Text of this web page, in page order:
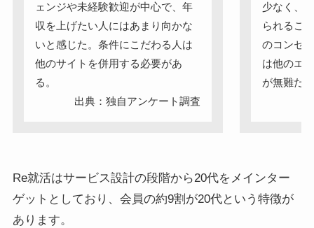
ェンジや未経験歓迎が中心で、年
収を上げたい人にはあまり向かな
いと感じた。条件にこだわる人は
他のサイトを併用する必要があ
る。
出典：独自アンケート調査
少なく、
られるこ
のコンセ
は他のエ
が無難だ
Re就活はサービス設計の段階から20代をメインター
ゲットとしており、会員の約9割が20代という特徴が
あります。